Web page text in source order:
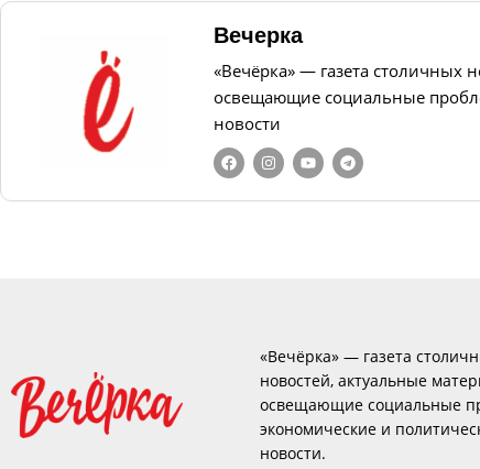
Вечерка
«Вечёрка» — газета столичных
освещающие социальные
новости
«Вечёрка» — газета
новостей, актуальные
освещающие социальные
экономические и
новости.